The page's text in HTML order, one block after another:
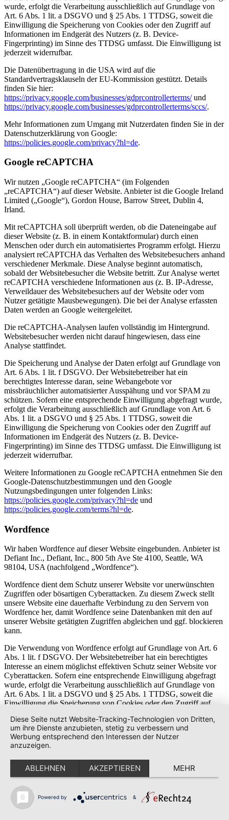
wurde, erfolgt die Verarbeitung ausschließlich auf Grundlage von
Art. 6 Abs. 1 lit. a DSGVO und § 25 Abs. 1 TTDSG, soweit die
Einwilligung die Speicherung von Cookies oder den Zugriff auf
Informationen im Endgerät des Nutzers (z. B. Device-
Fingerprinting) im Sinne des TTDSG umfasst. Die Einwilligung ist
jederzeit widerrufbar.
Die Datenübertragung in die USA wird auf die
Standardvertragsklauseln der EU-Kommission gestützt. Details
finden Sie hier:
https://privacy.google.com/businesses/gdprcontrollerterms/und
https://privacy.google.com/businesses/gdprcontrollerterms/sccs/.
Mehr Informationen zum Umgang mit Nutzerdaten finden Sie in der
Datenschutzerklärung von Google:
https://policies.google.com/privacy?hl=de.
Google reCAPTCHA
Wir nutzen „Google reCAPTCHA“ (im Folgenden
„reCAPTCHA“) auf dieser Website. Anbieter ist die Google Ireland
Limited („Google“), Gordon House, Barrow Street, Dublin 4,
Irland.
Mit reCAPTCHA soll überprüft werden, ob die Dateneingabe auf
dieser Website (z. B. in einem Kontaktformular) durch einen
Menschen oder durch ein automatisiertes Programm erfolgt. Hierzu
analysiert reCAPTCHA das Verhalten des Websitebesuchers anhand
verschiedener Merkmale. Diese Analyse beginnt automatisch,
sobald der Websitebesucher die Website betritt. Zur Analyse wertet
reCAPTCHA verschiedene Informationen aus (z. B. IP-Adresse,
Verweildauer des Websitebesuchers auf der Website oder vom
Nutzer getätigte Mausbewegungen). Die bei der Analyse erfassten
Daten werden an Google weitergeleitet.
Die reCAPTCHA-Analysen laufen vollständig im Hintergrund.
Websitebesucher werden nicht darauf hingewiesen, dass eine
Analyse stattfindet.
Die Speicherung und Analyse der Daten erfolgt auf Grundlage von
Art. 6 Abs. 1 lit. f DSGVO. Der Websitebetreiber hat ein
berechtigtes Interesse daran, seine Webangebote vor
missbräuchlicher automatisierter Ausspähung und vor SPAM zu
schützen. Sofern eine entsprechende Einwilligung abgefragt wurde,
erfolgt die Verarbeitung ausschließlich auf Grundlage von Art. 6
Abs. 1 lit. a DSGVO und § 25 Abs. 1 TTDSG, soweit die
Einwilligung die Speicherung von Cookies oder den Zugriff auf
Informationen im Endgerät des Nutzers (z. B. Device-
Fingerprinting) im Sinne des TTDSG umfasst. Die Einwilligung ist
jederzeit widerrufbar.
Weitere Informationen zu Google reCAPTCHA entnehmen Sie den
Google-Datenschutzbestimmungen und den Google
Nutzungsbedingungen unter folgenden Links:
https://policies.google.com/privacy?hl=de und
https://policies.google.com/terms?hl=de.
Wordfence
Wir haben Wordfence auf dieser Website eingebunden. Anbieter ist
Defiant Inc., Defiant, Inc., 800 5th Ave Ste 4100, Seattle, WA
98104, USA (nachfolgend „Wordfence“).
Wordfence dient dem Schutz unserer Website vor unerwünschten
Zugriffen oder bösartigen Cyberattacken. Zu diesem Zweck stellt
unsere Website eine dauerhafte Verbindung zu den Servern von
Wordfence her, damit Wordfence seine Datenbanken mit den auf
unserer Website getätigten Zugriffen abgleichen und ggf. blockieren
kann.
Die Verwendung von Wordfence erfolgt auf Grundlage von Art. 6
Abs. 1 lit. f DSGVO. Der Websitebetreiber hat ein berechtigtes
Interesse an einem möglichst effektiven Schutz seiner Website vor
Cyberattacken. Sofern eine entsprechende Einwilligung abgefragt
wurde, erfolgt die Verarbeitung ausschließlich auf Grundlage von
Art. 6 Abs. 1 lit. a DSGVO und § 25 Abs. 1 TTDSG, soweit die
Einwilligung die Speicherung von Cookies oder den Zugriff auf
Fingerprinting) im Sinne des TTDSG umfasst. Die Einwilligung ist
jederzeit widerrufbar.
Die Datenübertragung in die USA wird auf die
Standardvertragsklauseln der EU-Kommission gestützt. Details
finden Sie hier:https://www.wordfence.com/help/general-data-
protection-regulation/.
Auftragsverarbeitung
Diese Seite nutzt Website-Tracking-Technologien von Dritten,
um ihre Dienste anzubieten, stetig zu verbessern und
Werbung entsprechend den Interessen der Nutzer
anzuzeigen.
ABLEHNEN AKZEPTIEREN MEHR
Powered by &